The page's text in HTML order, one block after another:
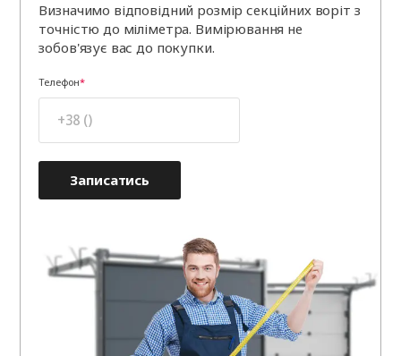
Визначимо відповідний розмір секційних воріт з
точністю до міліметра. Вимірювання не
зобов'язує вас до покупки.
Телефон
Записатись